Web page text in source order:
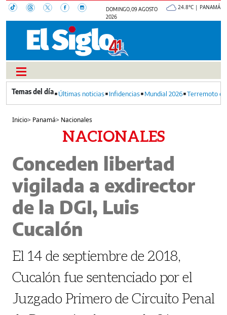
DOMINGO, 09 AGOSTO
2026
24.8°C | PANAMÁ
Últimas noticias Infidencias Mundial 2026 Terremoto
Inicio> Panamá> Nacionales
NACIONALES
Conceden libertad
vigilada a exdirector
de la DGI, Luis
Cucalón
El 14 de septiembre de 2018,
Cucalón fue sentenciado por el
Juzgado Primero de Circuito Penal